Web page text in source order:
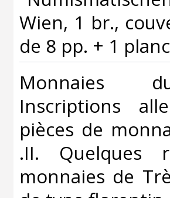
Wien, 1 br.,
de 8 pp. + 1
‎Monnaies
Inscriptions
pièces de
.II. Quelques
monnaies de